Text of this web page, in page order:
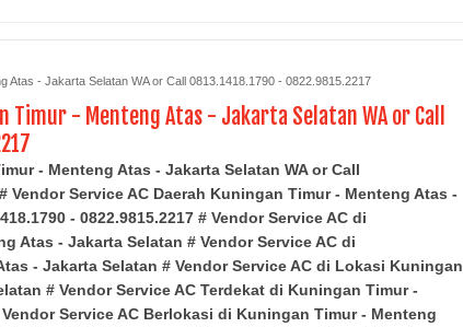
Atas - Jakarta Selatan WA or Call 0813.1418.1790 - 0822.9815.2217
Timur - Menteng Atas - Jakarta Selatan WA or Call
- Menteng Atas - Jakarta Selatan WA or Call
Vendor Service AC Daerah Kuningan Timur - Menteng Atas -
- 0822.9815.2217 # Vendor Service AC di
Atas - Jakarta Selatan # Vendor Service AC di
- Jakarta Selatan # Vendor Service AC di Lokasi Kuningan
# Vendor Service AC Terdekat di Kuningan Timur -
Service AC Berlokasi di Kuningan Timur - Menteng